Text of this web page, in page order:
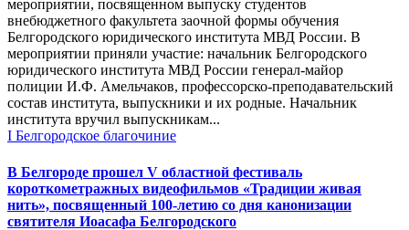
мероприятии, посвященном выпуску студентов
внебюджетного факультета заочной формы обучения
Белгородского юридического института МВД России. В
мероприятии приняли участие: начальник Белгородского
юридического института МВД России генерал-майор
полиции И.Ф. Амельчаков, профессорско-преподавательский
состав института, выпускники и их родные. Начальник
института вручил выпускникам...
I Белгородское благочиние
В Белгороде прошел V областной фестиваль
короткометражных видеофильмов «Традиции живая
нить», посвященный 100-летию со дня канонизации
святителя Иоасафа Белгородского